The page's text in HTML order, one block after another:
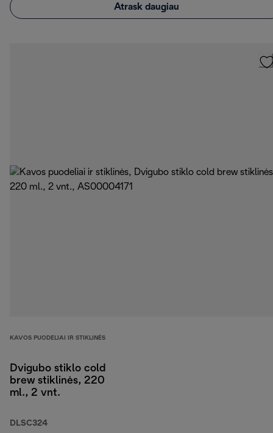
Atrask daugiau
KAVOS PUODELIAI IR STIKLINĖS
Dvigubo stiklo cold
brew stiklinės, 220
ml., 2 vnt.
DLSC324